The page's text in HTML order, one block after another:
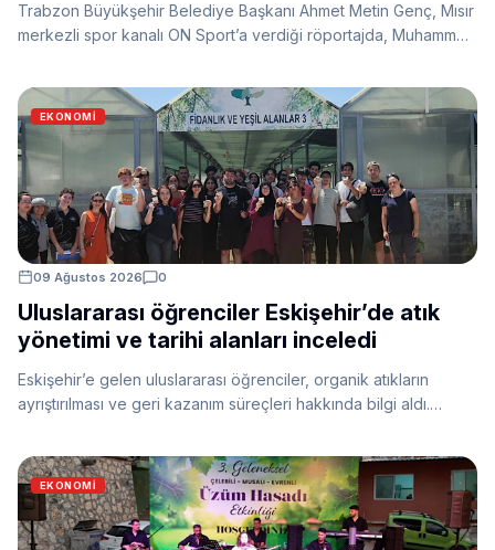
Trabzon Büyükşehir Belediye Başkanı Ahmet Metin Genç, Mısır
merkezli spor kanalı ON Sport’a verdiği röportajda, Muhammed
değerlendirdi. Genç, transferin Trabzon’un uluslararası
tanınırlığı ve turizm hareketliliğine katkı sağlayacağını belirtti.
EKONOMI
09 Ağustos 2026 0
Uluslararası öğrenciler Eskişehir’de atık
yönetimi ve tarihi alanları inceledi
Eskişehir’e gelen uluslararası öğrenciler, organik atıkların
ayrıştırılması ve geri kazanım süreçleri hakkında bilgi aldı.
ziyaret edildi.
EKONOMI